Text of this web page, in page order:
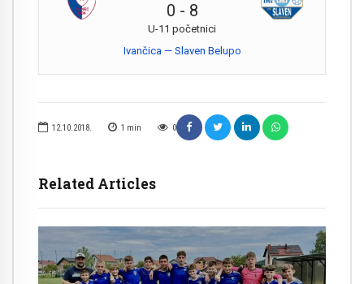
12.10.2018. 1 min 0
Related Articles
0 - 8
U-11 početnici
Ivančica — Slaven Belupo